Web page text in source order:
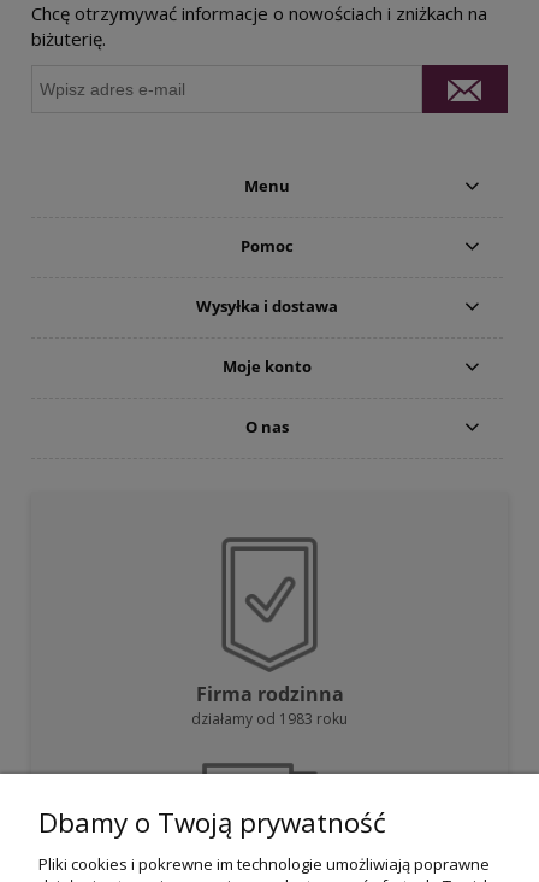
Chcę otrzymywać informacje o nowościach i zniżkach na
biżuterię.
Menu
Pomoc
Wysyłka i dostawa
Moje konto
O nas
Firma rodzinna
działamy od 1983 roku
Dbamy o Twoją prywatność
Pliki cookies i pokrewne im technologie umożliwiają poprawne